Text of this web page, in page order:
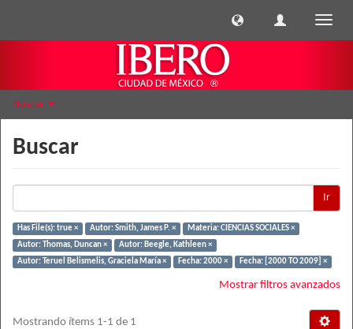
Buscar
Buscar
Ir
Has File(s): true × Autor: Smith, James P. ×
Materia: CIENCIAS SOCIALES ×
Autor: Thomas, Duncan ×
Autor: Beegle, Kathleen ×
Autor: Teruel Belismelis, Graciela María ×
Fecha: 2000 × Fecha: [2000 TO 2009] ×
Mostrar filtros avanzados
Mostrando ítems 1-1 de 1